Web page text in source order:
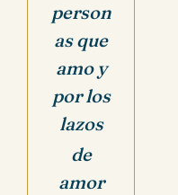
person
as que
amo y
por los
lazos
de
amor